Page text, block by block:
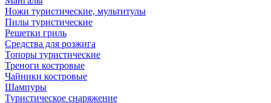
Ножи туристические, мультитулы
Пилы туристические
Решетки гриль
Средства для розжига
Топоры туристические
Треноги костровые
Чайники костровые
Шампуры
Туристическое снаряжение